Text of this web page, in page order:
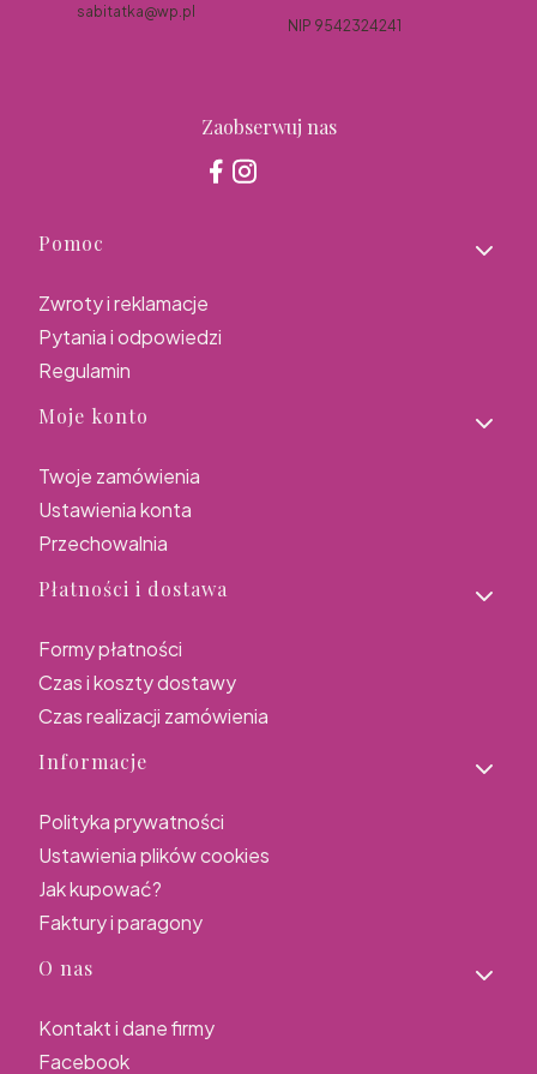
sabitatka@wp.pl
NIP 9542324241
Zaobserwuj nas
Linki w stopce
Pomoc
Zwroty i reklamacje
Pytania i odpowiedzi
Regulamin
Moje konto
Twoje zamówienia
Ustawienia konta
Przechowalnia
Płatności i dostawa
Formy płatności
Czas i koszty dostawy
Czas realizacji zamówienia
Informacje
Polityka prywatności
Ustawienia plików cookies
Jak kupować?
Faktury i paragony
O nas
Kontakt i dane firmy
Facebook